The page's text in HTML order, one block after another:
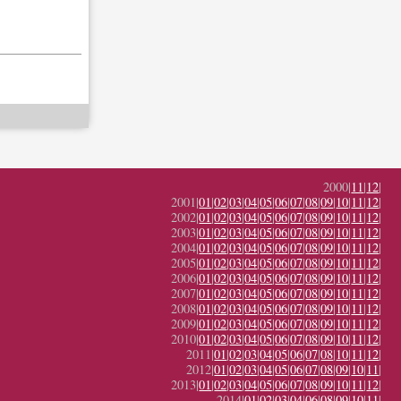
2000|11|12|
2001|01|02|03|04|05|06|07|08|09|10|11|12|
2002|01|02|03|04|05|06|07|08|09|10|11|12|
2003|01|02|03|04|05|06|07|08|09|10|11|12|
2004|01|02|03|04|05|06|07|08|09|10|11|12|
2005|01|02|03|04|05|06|07|08|09|10|11|12|
2006|01|02|03|04|05|06|07|08|09|10|11|12|
2007|01|02|03|04|05|06|07|08|09|10|11|12|
2008|01|02|03|04|05|06|07|08|09|10|11|12|
2009|01|02|03|04|05|06|07|08|09|10|11|12|
2010|01|02|03|04|05|06|07|08|09|10|11|12|
2011|01|02|03|04|05|06|07|08|10|11|12|
2012|01|02|03|04|05|06|07|08|09|10|11|
2013|01|02|03|04|05|06|07|08|09|10|11|12|